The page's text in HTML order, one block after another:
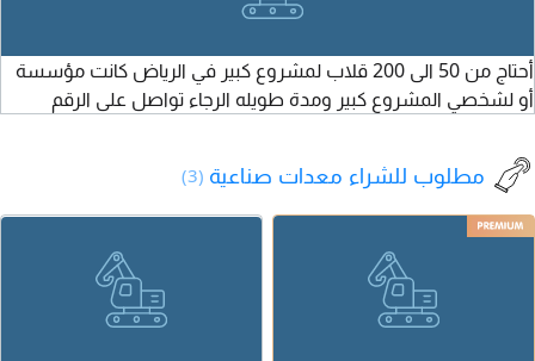
أحتاج من 50 الى 200 قلاب لمشروع كبير في الرياض كانت مؤسسة
أو لشخصي المشروع كبير ومدة طويله الرجاء تواصل على الرقم
مطلوب للشراء معدات صناعية (3)